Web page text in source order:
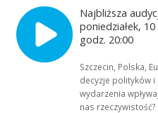
Najbliższa
poniedziałek,
godz. 20:00
Szczecin, Polska,
decyzje polityków
wydarzenia
nas